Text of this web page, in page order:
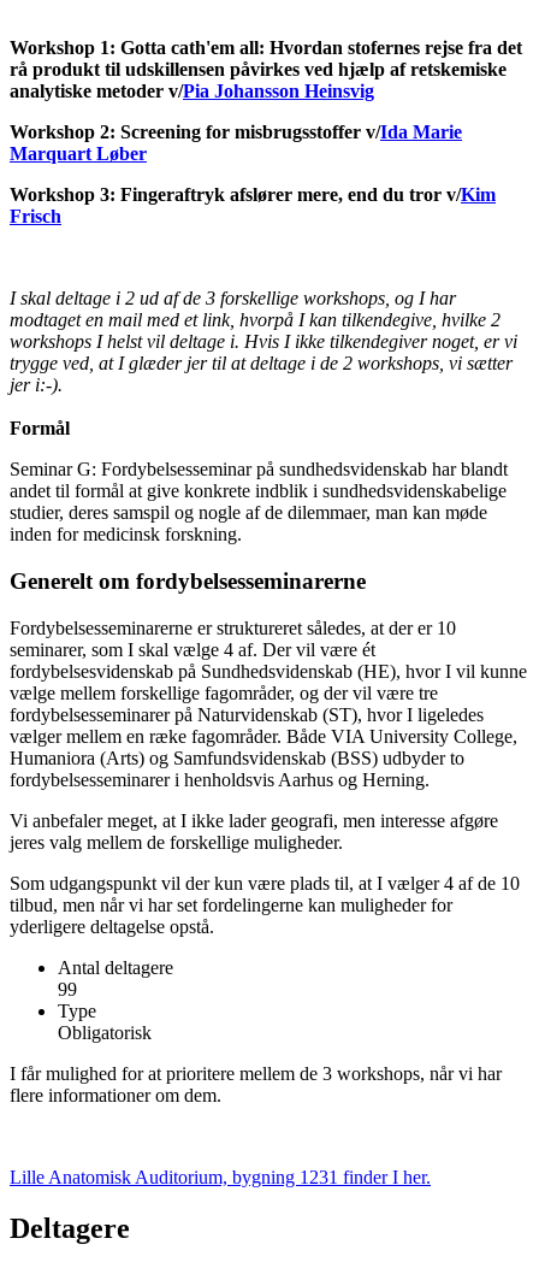
Workshop 1: Gotta cath'em all: Hvordan stofernes rejse fra det
rå produkt til udskillensen påvirkes ved hjælp af retskemiske
analytiske metoder v/Pia Johansson Heinsvig
Workshop 2: Screening for misbrugsstoffer v/Ida Marie
Marquart Løber
Workshop 3: Fingeraftryk afslører mere, end du tror v/Kim
Frisch
I skal deltage i 2 ud af de 3 forskellige workshops, og I har
modtaget en mail med et link, hvorpå I kan tilkendegive, hvilke 2
workshops I helst vil deltage i. Hvis I ikke tilkendegiver noget, er vi
trygge ved, at I glæder jer til at deltage i de 2 workshops, vi sætter
jer i:-).
Formål
Seminar G: Fordybelsesseminar på sundhedsvidenskab har blandt
andet til formål at give konkrete indblik i sundhedsvidenskabelige
studier, deres samspil og nogle af de dilemmaer, man kan møde
inden for medicinsk forskning.
Generelt om fordybelsesseminarerne
Fordybelsesseminarerne er struktureret således, at der er 10
seminarer, som I skal vælge 4 af. Der vil være ét
fordybelsesvidenskab på Sundhedsvidenskab (HE), hvor I vil kunne
vælge mellem forskellige fagområder, og der vil være tre
fordybelsesseminarer på Naturvidenskab (ST), hvor I ligeledes
vælger mellem en ræke fagområder. Både VIA University College,
Humaniora (Arts) og Samfundsvidenskab (BSS) udbyder to
fordybelsesseminarer i henholdsvis Aarhus og Herning.
Vi anbefaler meget, at I ikke lader geografi, men interesse afgøre
jeres valg mellem de forskellige muligheder.
Som udgangspunkt vil der kun være plads til, at I vælger 4 af de 10
tilbud, men når vi har set fordelingerne kan muligheder for
yderligere deltagelse opstå.
Antal deltagere
99
Type
Obligatorisk
I får mulighed for at prioritere mellem de 3 workshops, når vi har
flere informationer om dem.
Lille Anatomisk Auditorium, bygning 1231 finder I her.
Deltagere